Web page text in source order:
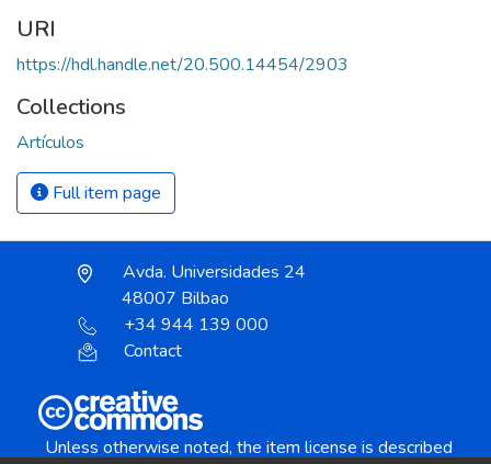
URI
https://hdl.handle.net/20.500.14454/2903
Collections
Artículos
Full item page
Avda. Universidades 24
48007 Bilbao
+34 944 139 000
Contact
Unless otherwise noted, the item license is described